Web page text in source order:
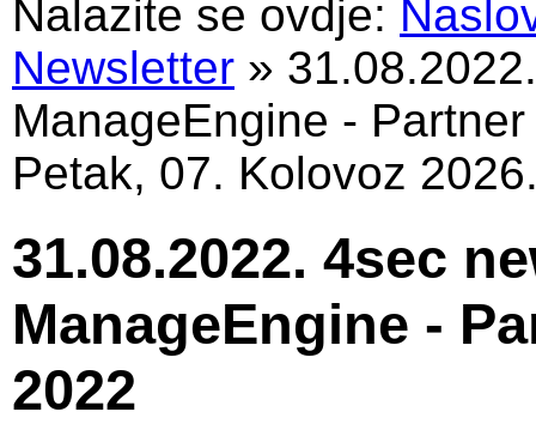
Nalazite se ovdje:
Newsletter »
ManageEngine -
Petak, 07. Kolovoz
31.08.2022. 4sec
ManageEngine -
2022